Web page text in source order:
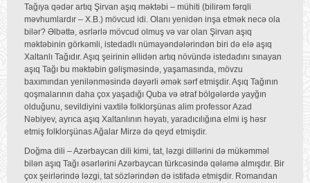
Tağıya qədər artıq Şirvan aşıq məktəbi – mühiti (bilirəm fərqli
məvhumlardır – X.B.) mövcud idi. Olanı yenidən inşa etmək necə ola
bilər? Əlbəttə, əsrlərlə mövcud olmuş və var olan Şirvan aşıq
məktəbinin görkəmli, istedadlı nümayəndələrindən biri də elə aşıq
Xaltanlı Tağıdır. Aşıq şeirinin əllidən artıq növündə istedadını sınayan
aşıq Tağı bu məktəbin gəlişməsində, yaşamasında, mövzu
baxımından yenilənməsində dəyərli əmək sərf etmişdir. Aşıq Tağının
qoşmalarının daha çox yaşadığı Quba və ətraf bölgələrdə yayğın
olduğunu, sevildiyini vaxtilə folklorşünas alim professor Azad
Nəbiyev, ayrıca aşıq Xaltanlının həyatı, yaradıcılığına elmi iş həsr
etmiş folklorşünas Ağalar Mirzə də qeyd etmişdir.
Doğma dili – Azərbaycan dili kimi, tat, ləzgi dillərini də mükəmməl
bilən aşıq Tağı əsərlərini Azərbaycan türkcəsində qələmə almışdır. Bir
çox şeirlərində ləzgi, tat sözlərindən də istifadə etmişdir. Romandan